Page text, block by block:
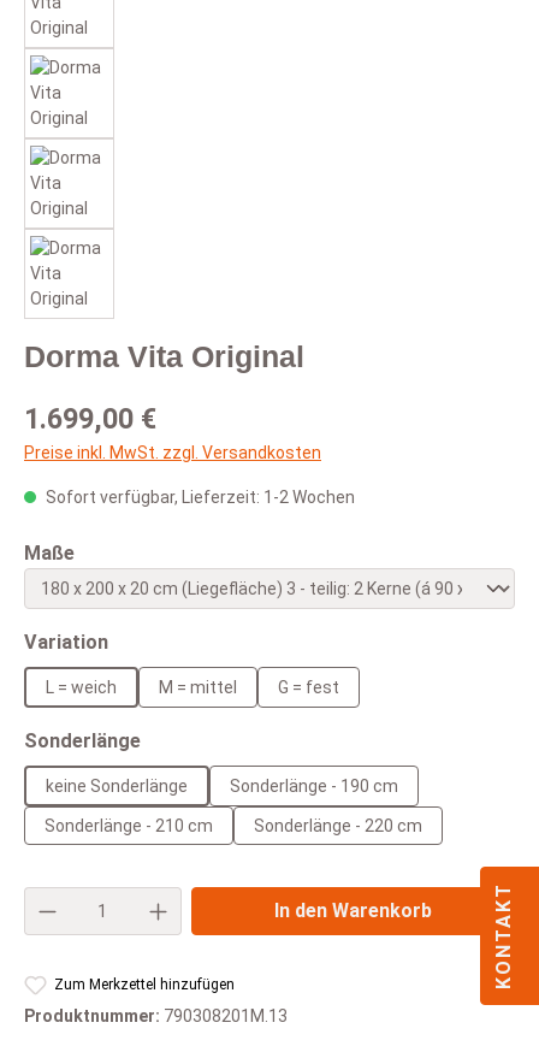
Dorma Vita Original
Regulärer Preis:
1.699,00 €
Preise inkl. MwSt. zzgl. Versandkosten
Sofort verfügbar, Lieferzeit: 1-2 Wochen
Maßeauswählen
Variationauswählen
L = weich M = mittel G = fest
Sonderlängeauswählen
keine Sonderlänge Sonderlänge - 190 cm
Sonderlänge - 210 cm Sonderlänge - 220 cm
Produkt Anzahl: Gib den gewünschten
In den Warenkorb
Zum Merkzettel hinzufügen
Produktnummer: 790308201M.13
KONTAKT